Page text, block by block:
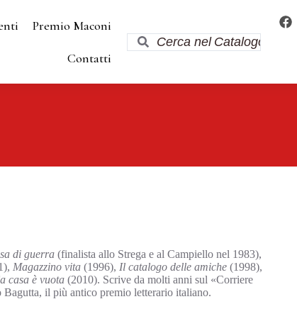
Premio Maconi
Contatti
di guerra (finalista allo Strega e al Campiello nel 1983),
Magazzino vita (1996), Il catalogo delle amiche (1998),
casa è vuota (2010). Scrive da molti anni sul «Corriere
il più antico premio letterario italiano.